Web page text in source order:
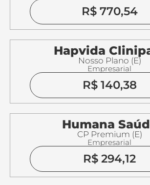
R$ 770,54
Hapvida
Nosso Plano (E)
Empresarial
R$ 140,38
Humana
CP Premium (E)
Empresarial
R$ 294,12